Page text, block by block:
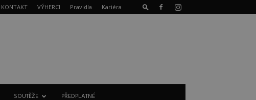
KONTAKT VÝHERCI Pravidla Kariéra
SOUTĚŽE PŘEDPLATNÉ